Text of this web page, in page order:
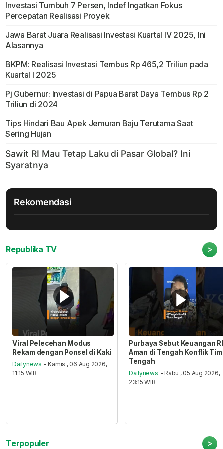
Investasi Tumbuh 7 Persen, Indef Ingatkan Fokus
Percepatan Realisasi Proyek
Jawa Barat Juara Realisasi Investasi Kuartal IV 2025, Ini
Alasannya
BKPM: Realisasi Investasi Tembus Rp 465,2 Triliun pada
Kuartal I 2025
Pj Gubernur: Investasi di Papua Barat Daya Tembus Rp 2
Triliun di 2024
Tips Hindari Bau Apek Jemuran Baju Terutama Saat
Sering Hujan
Rekomendasi
Republika TV >
Viral Pelecehan Modus
Rekam dengan Ponsel di Kaki
Dailynews - Kamis , 06 Aug 2026,
11:15 WIB
Purbaya Sebut Keuangan RI
Aman di Tengah Konflik
Tengah
Dailynews - Rabu , 05 Aug 2026,
23:15 WIB
Terpopuler >